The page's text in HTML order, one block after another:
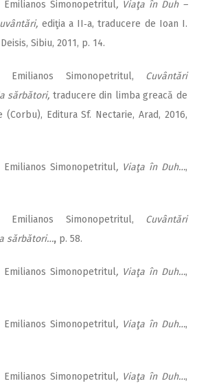
Emilianos Simonopetritul, Viaţa în Duh –
ediţia a II‑a, traducere de Ioan I.
Sibiu, 2011, p. 14.
Emilianos Simonopetritul, Cuvântări
sărbători, traducere din limba greacă de
(Corbu), Editura Sf. Nectarie, Arad, 2016,
Emilianos Simonopetritul, Viaţa în Duh…,
Emilianos Simonopetritul, Cuvântări
sărbători…, p. 58.
Emilianos Simonopetritul, Viaţa în Duh…,
Emilianos Simonopetritul, Viaţa în Duh…,
Emilianos Simonopetritul, Viaţa în Duh…,